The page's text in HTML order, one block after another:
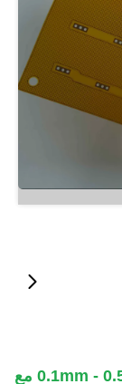
0.1mm - 0.5mm Polymide PCB Flexible Board مع